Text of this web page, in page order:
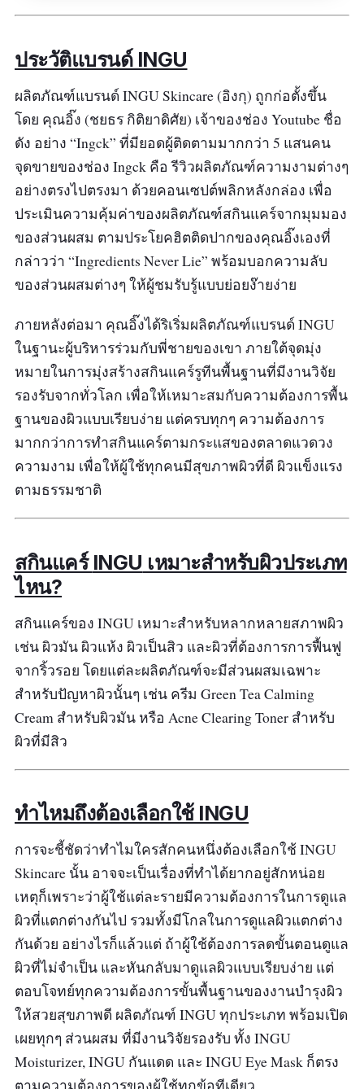
และปัญหาผิวทุกรูปแบบอย่างแท้จริง
ข้อมูลเฉพาะ
ปริมาณ :250 มิลลิลิตร
รีวิวจากผู้ใช้จริง :เราชอบเนื้อสัมผัสแบบนี้ ทาแล้ว
ไม่เหนียวเลย เท่าที่ลองใช้มาสักพักก็โอเคดีย์
ประวัติแบรนด์ INGU
ผลิตภัณฑ์แบรนด์ INGU Skincare (อิงกุ) ถูกก่อตั้งขึ้น
โดย คุณอิ๊ง (ชยธร กิติยาดิศัย) เจ้าของช่อง Youtube ชื่อ
ดัง อย่าง “Ingck” ที่มียอดผู้ติดตามมากกว่า 5 แสนคน
จุดขายของช่อง Ingck คือ รีวิวผลิตภัณฑ์ความงามต่างๆ
อย่างตรงไปตรงมา ด้วยคอนเซปต์พลิกหลังกล่อง เพื่อ
ประเมินความคุ้มค่าของผลิตภัณฑ์สกินแคร์จากมุมมอง
ของส่วนผสม ตามประโยคฮิตติดปากของคุณอิ๊งเองที่
กล่าวว่า “Ingredients Never Lie” พร้อมบอกความลับ
ของส่วนผสมต่างๆ ให้ผู้ชมรับรู้แบบย่อยง๊ายง่าย
ภายหลังต่อมา คุณอิ๊งได้ริเริ่มผลิตภัณฑ์แบรนด์ INGU
ในฐานะผู้บริหารร่วมกับพี่ชายของเขา ภายใต้จุดมุ่ง
หมายในการมุ่งสร้างสกินแคร์รูทีนพื้นฐานที่มีงานวิจัย
รองรับจากทั่วโลก เพื่อให้เหมาะสมกับความต้องการพื้น
ฐานของผิวแบบเรียบง่าย แต่ครบทุกๆ ความต้องการ
มากกว่าการทำสกินแคร์ตามกระแสของตลาดแวดวง
ความงาม เพื่อให้ผู้ใช้ทุกคนมีสุขภาพผิวที่ดี ผิวแข็งแรง
ตามธรรมชาติ
สกินแคร์ INGU เหมาะสำหรับผิวประเภท
ไหน?
สกินแคร์ของ INGU เหมาะสำหรับหลากหลายสภาพผิว
เช่น ผิวมัน ผิวแห้ง ผิวเป็นสิว และผิวที่ต้องการการฟื้นฟู
จากริ้วรอย โดยแต่ละผลิตภัณฑ์จะมีส่วนผสมเฉพาะ
สำหรับปัญหาผิวนั้นๆ เช่น ครีม Green Tea Calming
Cream สำหรับผิวมัน หรือ Acne Clearing Toner สำหรับ
ผิวที่มีสิว
ทำไหมถึงต้องเลือกใช้ INGU
การจะชี้ชัดว่าทำไมใครสักคนหนึ่งต้องเลือกใช้ INGU
Skincare นั้น อาจจะเป็นเรื่องที่ทำได้ยากอยู่สักหน่อย
เหตุก็เพราะว่าผู้ใช้แต่ละรายมีความต้องการในการดูแล
ผิวที่แตกต่างกันไป รวมทั้งมีโกลในการดูแลผิวแตกต่าง
กันด้วย อย่างไรก็แล้วแต่ ถ้าผู้ใช้ต้องการลดขั้นตอนดูแล
ผิวที่ไม่จำเป็น และหันกลับมาดูแลผิวแบบเรียบง่าย แต่
ตอบโจทย์ทุกความต้องการขั้นพื้นฐานของงานบำรุงผิว
ให้สวยสุขภาพดี ผลิตภัณฑ์ INGU ทุกประเภท พร้อมเปิด
เผยทุกๆ ส่วนผสม ที่มีงานวิจัยรองรับ ทั้ง INGU
Moisturizer, INGU กันแดด และ INGU Eye Mask ก็ตรง